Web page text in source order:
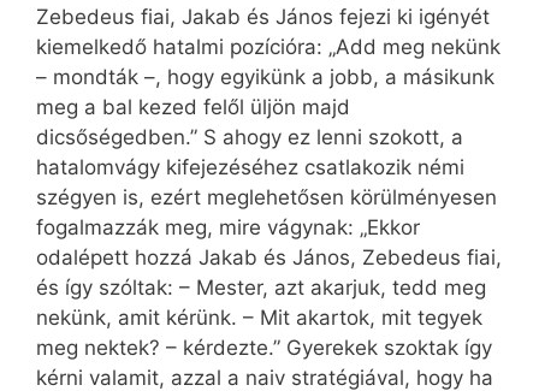
Zebedeus fiai, Jakab és János fejezi ki igényét
kiemelkedő hatalmi pozícióra: „Add meg nekünk
– mondták –, hogy egyikünk a jobb, a másikunk
meg a bal kezed felől üljön majd
dicsőségedben.” S ahogy ez lenni szokott, a
hatalomvágy kifejezéséhez csatlakozik némi
szégyen is, ezért meglehetősen körülményesen
fogalmazzák meg, mire vágynak: „Ekkor
odalépett hozzá Jakab és János, Zebedeus fiai,
és így szóltak: – Mester, azt akarjuk, tedd meg
nekünk, amit kérünk. – Mit akartok, mit tegyek
meg nektek? – kérdezte.” Gyerekek szoktak így
kérni valamit, azzal a naiv stratégiával, hogy ha